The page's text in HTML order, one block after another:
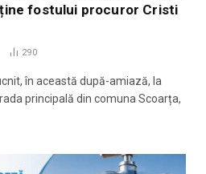
fostului procuror Cristi
290
în această după-amiază, la
principală din comuna Scoarța,